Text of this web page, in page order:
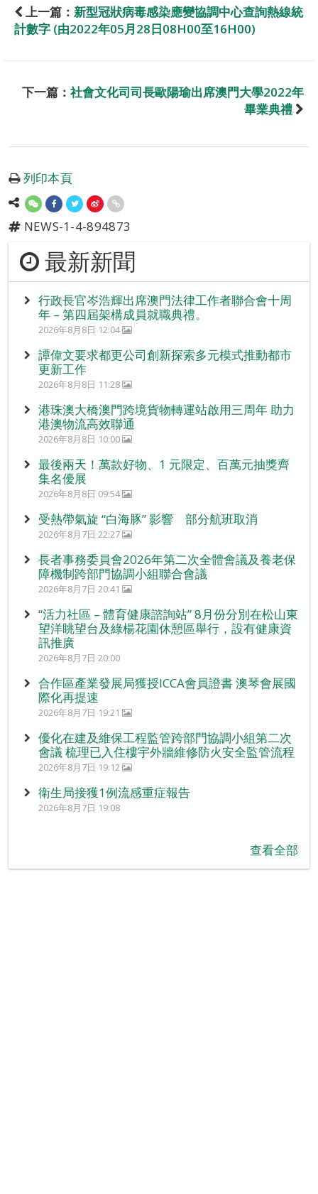
上一篇： 新型冠狀病毒感染應變協調中心查詢熱線統
計數字 (由2022年05月28日08H00至16H00)
下一篇： 社會文化司司長歐陽瑜出席澳門大學2022年
畢業典禮
列印本頁
NEWS-1-4-894873
最新新聞
行政長官岑浩輝出席澳門法律工作者聯合會十周
年 – 第四屆架構成員就職典禮。
2026年8月8日 12:04
譚偉文要求都更公司創新探索多元模式推動都市
更新工作
2026年8月8日 11:28
港珠澳大橋澳門跨境貨物轉運站啟用三周年 助力
港澳物流高效聯通
2026年8月8日 10:00
最後兩天！萬款好物、1 元限定、百萬元抽獎齊
集名優展
2026年8月8日 09:54
受熱帶氣旋 “白海豚” 影響 部分航班取消
2026年8月7日 22:27
長者事務委員會2026年第二次全體會議及養老保
障機制跨部門協調小組聯合會議
2026年8月7日 20:41
“活力社區 – 體育健康諮詢站” 8月份分別在松山東
望洋眺望台及綠楊花園休憩區舉行，設有健康資
訊推廣
2026年8月7日 20:00
合作區產業發展局獲授ICCA會員證書 澳琴會展國
際化再提速
2026年8月7日 19:21
優化在建及維保工程監管跨部門協調小組第二次
會議 梳理已入住樓宇外牆維修防火安全監管流程
2026年8月7日 19:12
衛生局接獲1例流感重症報告
2026年8月7日 19:08
查看全部